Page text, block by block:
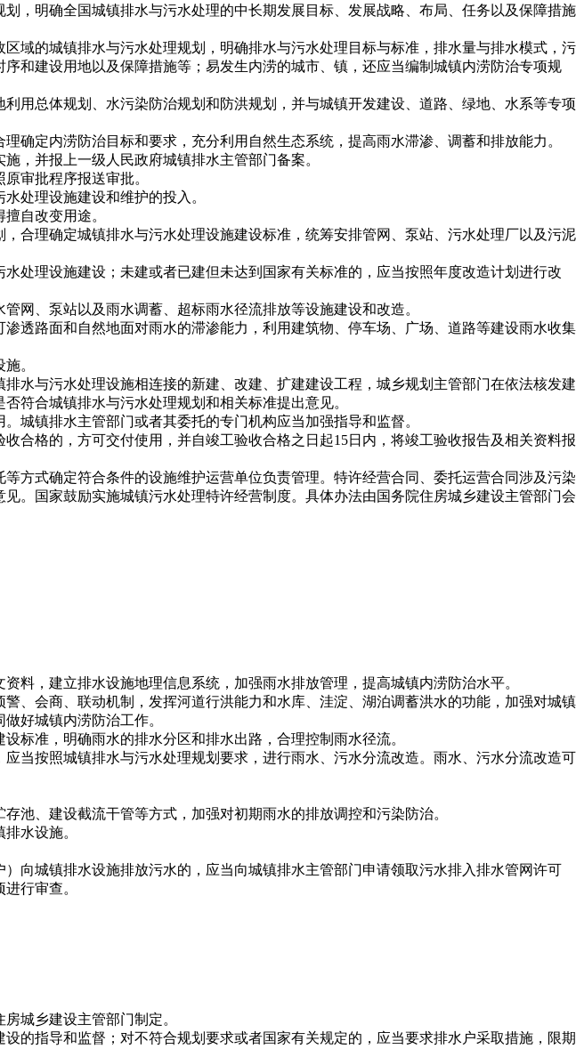
明确全国城镇排水与污水处理的中长期发展目标、发展战略、布局、任务以及保障措施
域的城镇排水与污水处理规划，明确排水与污水处理目标与标准，排水量与排水模式，污
和建设用地以及保障措施等；易发生内涝的城市、镇，还应当编制城镇内涝防治专项规
总体规划、水污染防治规划和防洪规划，并与城镇开发建设、道路、绿地、水系等专项
确定内涝防治目标和要求，充分利用自然生态系统，提高雨水滞渗、调蓄和排放能力。
，并报上一级人民政府城镇排水主管部门备案。
审批程序报送审批。
处理设施建设和维护的投入。
自改变用途。
理确定城镇排水与污水处理设施建设标准，统筹安排管网、泵站、污水处理厂以及污泥
处理设施建设；未建或者已建但未达到国家有关标准的，应当按照年度改造计划进行改
、泵站以及雨水调蓄、超标雨水径流排放等设施建设和改造。
透路面和自然地面对雨水的滞渗能力，利用建筑物、停车场、广场、道路等建设雨水收集
。
与污水处理设施相连接的新建、改建、扩建建设工程，城乡规划主管部门在依法核发建
符合城镇排水与污水处理规划和相关标准提出意见。
城镇排水主管部门或者其委托的专门机构应当加强指导和监督。
合格的，方可交付使用，并自竣工验收合格之日起15日内，将竣工验收报告及相关资料报
式确定符合条件的设施维护运营单位负责管理。特许经营合同、委托运营合同涉及污染
。国家鼓励实施城镇污水处理特许经营制度。具体办法由国务院住房城乡建设主管部门会
，建立排水设施地理信息系统，加强雨水排放管理，提高城镇内涝防治水平。
、会商、联动机制，发挥河道行洪能力和水库、洼淀、湖泊调蓄洪水的功能，加强对城镇
好城镇内涝防治工作。
标准，明确雨水的排水分区和排水出路，合理控制雨水径流。
按照城镇排水与污水处理规划要求，进行雨水、污水分流改造。雨水、污水分流改造可
池、建设截流干管等方式，加强对初期雨水的排放调控和污染防治。
水设施。
城镇排水设施排放污水的，应当向城镇排水主管部门申请领取污水排入排水管网许可
行审查。
城乡建设主管部门制定。
指导和监督；对不符合规划要求或者国家有关规定的，应当要求排水户采取措施，限期